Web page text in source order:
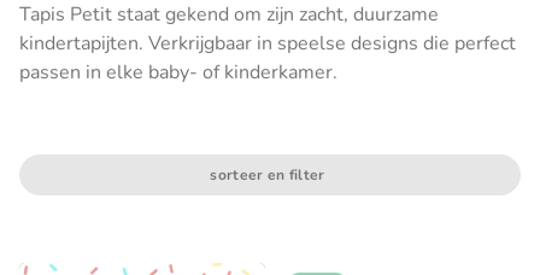
Tapis Petit staat gekend om zijn zacht, duurzame
kindertapijten. Verkrijgbaar in speelse designs die perfect
passen in elke baby- of kinderkamer.
sorteer en filter